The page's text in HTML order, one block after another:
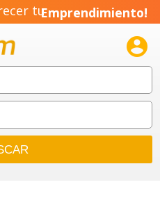
tuEmprendimiento!
